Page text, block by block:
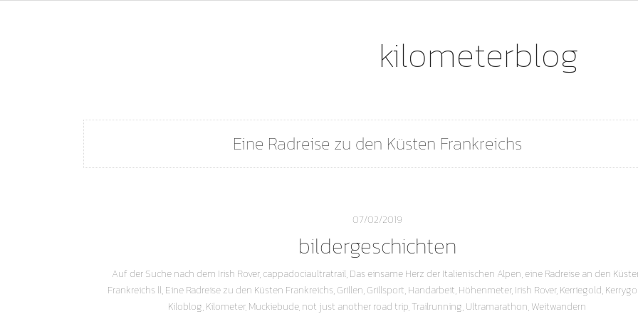
kilometerblog
Eine Radreise zu den Küsten Frankreichs
07/02/2019
bildergeschichten
Auf der Suche nach dem Irish Rover,cappadociaultratrail,Das einsame Herz der Italienischen Alpen,eine Radreise an den
Frankreichs ll,Eine Radreise zu den Küsten Frankreichs,Grillen,Grillsport,Handarbeit,Höhenmeter,Irish Rover,Kerriegold,
Kiloblog,Kilometer,Muckiebude,not just another road trip,Trailrunning,Ultramarathon,Weitwandern